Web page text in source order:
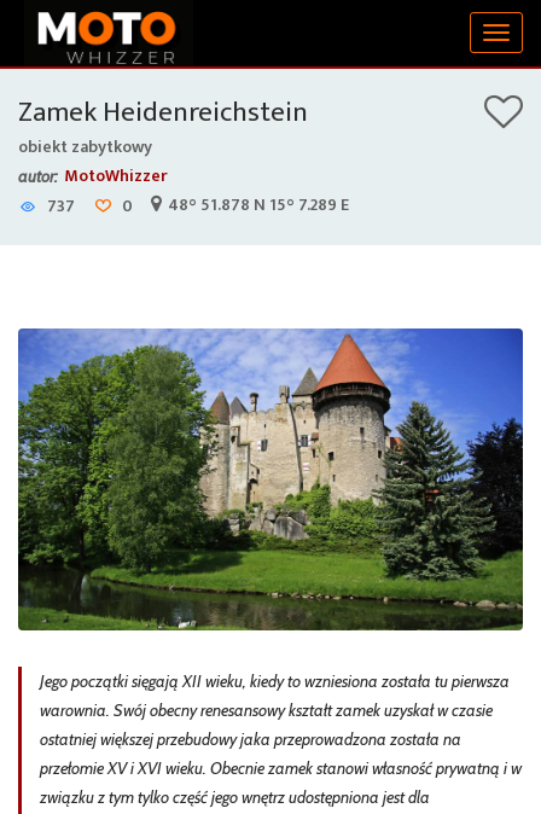
Zamek Heidenreichstein
obiekt zabytkowy
autor: MotoWhizzer
737
0 48° 51.878 N 15° 7.289 E
Jego początki sięgają XII wieku, kiedy to wzniesiona została tu pierwsza
warownia. Swój obecny renesansowy kształt zamek uzyskał w czasie
ostatniej większej przebudowy jaka przeprowadzona została na
przełomie XV i XVI wieku. Obecnie zamek stanowi własność prywatną i w
związku z tym tylko część jego wnętrz udostępniona jest dla